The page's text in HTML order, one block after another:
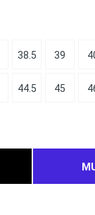
38.5 39
44.5 45